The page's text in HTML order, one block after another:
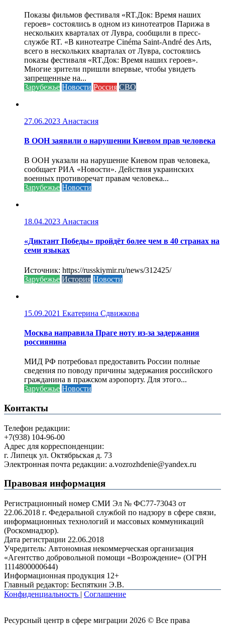
Показы фильмов фестиваля «RT.Док: Время наших
героев» состоялись в одном из кинотеатров Парижа в
нескольких кварталах от Лувра, сообщили в пресс-
службе RT. «В кинотеатре Cinéma Saint-André des Arts,
всего в нескольких кварталах от Лувра, состоялись
показы фестиваля «RT.Док: Время наших героев».
Многие зрители пришли впервые, чтобы увидеть
запрещенные на...
Зарубежье Новости Россия СВО
27.06.2023 Анастасия
В ООН заявили о нарушении Киевом прав человека
В ООН указали на нарушение Киевом прав человека,
сообщает РИА «Новости». Действия украинских
военных противоречат правам человека...
Зарубежье Новости
18.04.2023 Анастасия
«Диктант Победы» пройдёт более чем в 40 странах на
семи языках
Источник: https://russkiymir.ru/news/312425/
Зарубежье История Новости
15.09.2021 Екатерина Сдвижкова
Москва направила Праге ноту из-за задержания
россиянина
МИД РФ потребовал предоставить России полные
сведения по поводу причины задержания российского
гражданина в пражском аэропорту. Для этого...
Зарубежье Новости
Контакты
Телефон редакции:
+7(938) 104-96-00
Адрес для корреспонденции:
г. Липецк ул. Октябрьская д. 73
Электронная почта редакции: a.vozrozhdenie@yandex.ru
Правовая информация
Регистрационный номер СМИ Эл № ФС77-73043 от
22.06.2018 г. Федеральной службой по надзору в сфере связи,
информационных технологий и массовых коммуникаций
(Роскомнадзор).
Дата регистрации 22.06.2018
Учредитель: Автономная некоммерческая организация
«Агентство добровольной помощи «Возрождение» (ОГРН
1114800000644)
Информационная продукция 12+
Главный редактор: Беспяткин Э.В.
Конфиденциальность | Соглашение
Ресурсный центр в сфере миграции 2026 © Все права